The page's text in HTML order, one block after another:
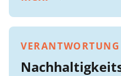
VERANTWORTUNG